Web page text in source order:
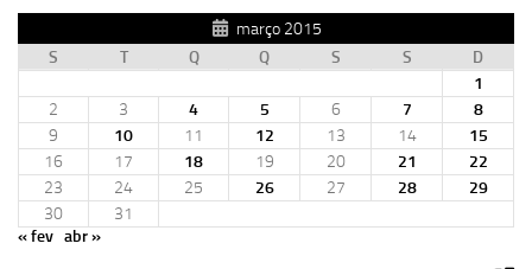
março 2015
S
T Q Q S S
D
1
2
3 4 5 6 7
8
9
10 11 12 13 14
15
16
17 18 19 20 21
22
23
24 25 26 27 28
29
30
31
« fev abr »